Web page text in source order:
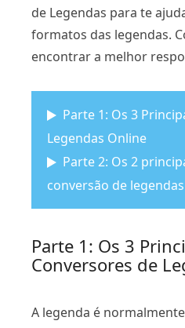
de Legendas para te
formatos das legendas.
encontrar a melhor
Parte 1: Os 3
Legendas Online
Parte 2: Os 2
conversão de legendas
Parte 1: Os 3
Conversores de
A legenda é